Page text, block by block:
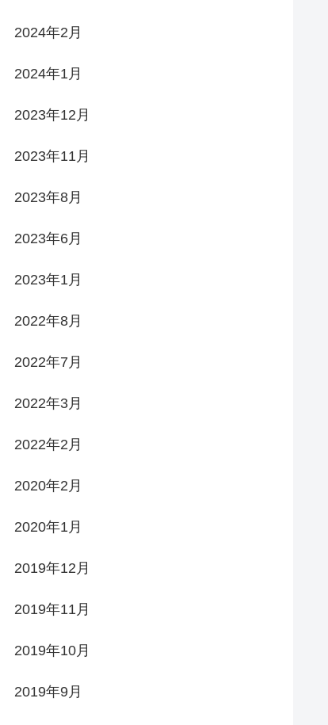
2024年2月
2024年1月
2023年12月
2023年11月
2023年8月
2023年6月
2023年1月
2022年8月
2022年7月
2022年3月
2022年2月
2020年2月
2020年1月
2019年12月
2019年11月
2019年10月
2019年9月